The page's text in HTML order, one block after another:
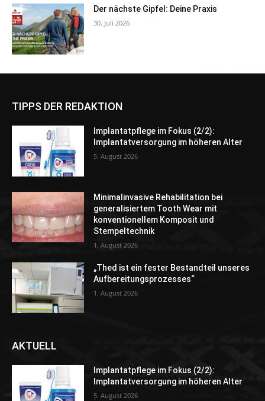
Der nächste Gipfel: Deine Praxis
30. Juli 2026
TIPPS DER REDAKTION
Implantatpflege im Fokus (2/2):
Implantatversorgung im höheren Alter
5. August 2026
Minimalinvasive Rehabilitation bei
generalisiertem Tooth Wear mit
konventionellem Komposit und
Stempeltechnik
1. August 2026
„Thed ist ein fester Bestandteil unseres
Aufbereitungsprozesses“
1. August 2026
AKTUELL
Implantatpflege im Fokus (2/2):
Implantatversorgung im höheren Alter
5. August 2026